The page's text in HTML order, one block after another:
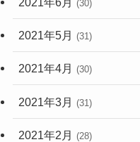
(30)
2021年5月 (31)
2021年4月 (30)
2021年3月 (31)
2021年2月 (28)